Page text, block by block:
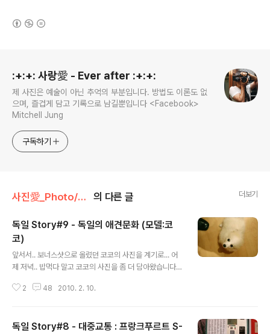
:+:+: 사랑愛 - Ever after :+:+:
제 사진은 예술이 아닌 추억의 부분입니다. 방법도 이론도 없
으며, 즐겁게 담고 기록으로 남길뿐입니다 <Facebook>
Mitchell Jung
구독하기
사진愛_Photo/Story#3 - Germany~★ 의 다른 글 더보기
독일 Story#9 - 독일의 애견문화 (모델:코
코)
앞서서.. 보너스샷으로 올렸던 코코의 사진을 계기로... 어
제 저녁.. 밥먹다 말고 코코의 사진을 좀 더 담아왔습니다.
에 대해 소개를 해보고자 합니다. 앞서서 보너스 샷으로 소
좋아하고 달려들어서 장난을 치고 떨어지질 않더군요. 멀
2 48 2010. 2. 10.
독일 Story#8 - 대중교통 : 프랑크푸르트 S-